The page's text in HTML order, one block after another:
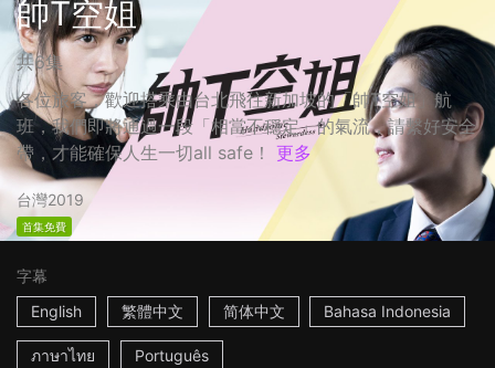
帥T空姐
共6集
各位旅客，歡迎搭乘由台北飛往新加坡的「帥T空姐」航
班，我們即將通過一段「相當不穩定」的氣流，請繫好安全
帶，才能確保人生一切all safe！ 更多
台灣2019
首集免費
字幕
English
繁體中文 简体中文 Bahasa Indonesia
ภาษาไทย Português